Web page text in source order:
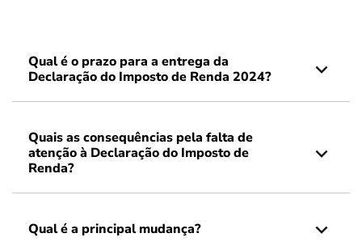
Qual é o prazo para a entrega da
Declaração do Imposto de Renda 2024?
Quais as consequências pela falta de
atenção à Declaração do Imposto de
Renda?
Qual é a principal mudança?